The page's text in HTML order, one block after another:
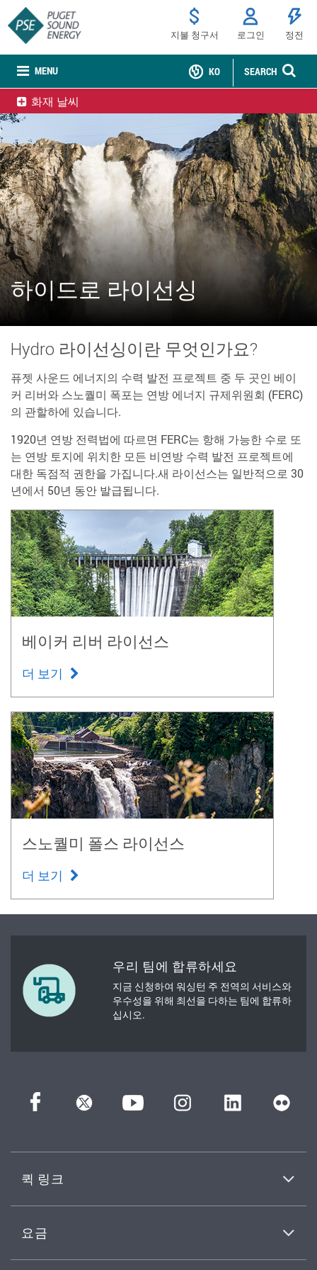
MENU
지불 청구서 로그인 정전
SEARCH
KO
화재 날씨
하이드로 라이선싱
Hydro 라이선싱이란 무엇인가요?
퓨젯 사운드 에너지의 수력 발전 프로젝트 중 두 곳인 베이
커 리버와 스노퀄미 폭포는 연방 에너지 규제위원회 (FERC)
의 관할하에 있습니다.
1920년 연방 전력법에 따르면 FERC는 항해 가능한 수로 또
는 연방 토지에 위치한 모든 비연방 수력 발전 프로젝트에
대한 독점적 권한을 가집니다.새 라이선스는 일반적으로 30
년에서 50년 동안 발급됩니다.
베이커 리버 라이선스
더 보기
스노퀄미 폴스 라이선스
더 보기
우리 팀에 합류하세요
지금 신청하여 워싱턴 주 전역의 서비스와
우수성을 위해 최선을 다하는 팀에 합류하
십시오.
퀵 링크
요금